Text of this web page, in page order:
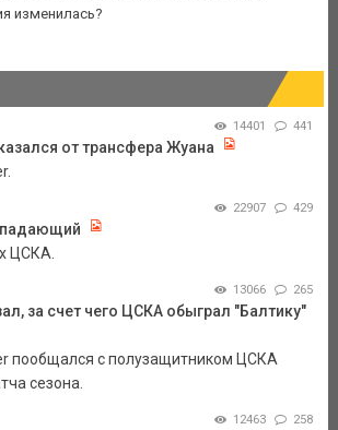
изменилась?
14401 441
от трансфера Жуана
22907 429
ЦСКА.
13066 265
за счет чего ЦСКА обыграл "Балтику"
пообщался с полузащитником ЦСКА
сезона.
12463 258